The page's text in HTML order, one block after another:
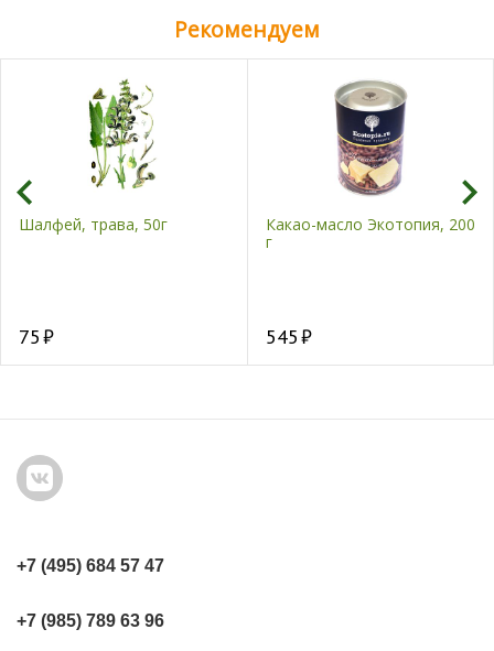
Рекомендуем
Шалфей, трава, 50г
75
Какао-масло Экотопия, 200
г
545
+7 (495) 684 57 47
+7 (985) 789 63 96